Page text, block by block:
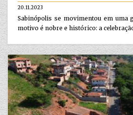
20.11.2023
Sabinópolis se movimentou em uma
motivo é nobre e histórico: a